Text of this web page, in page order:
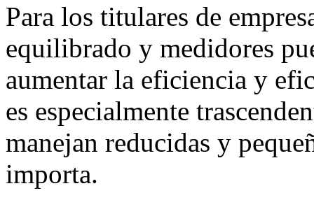
Para los titulares de
equilibrado y medidores
aumentar la eficiencia y
es especialmente
manejan reducidas y
importa.